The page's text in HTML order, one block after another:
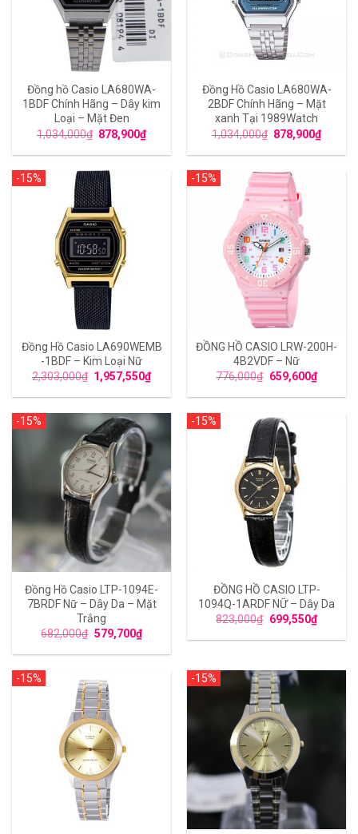
Đồng hồ Casio LA680WA-
1BDF Chính Hãng – Dây kim
Loại – Mặt Đen
1,034,000₫ 878,900₫
Đồng Hồ Casio LA680WA-
2BDF Chính Hãng – Mặt
xanh Tại 1989Watch
1,034,000₫ 878,900₫
-15%
Đồng Hồ Casio LA690WEMB
-1BDF – Kim Loại Nữ
2,303,000₫ 1,957,550₫
-15%
ĐỒNG HỒ CASIO LRW-200H-
4B2VDF – Nữ
776,000₫ 659,600₫
-15%
Đồng Hồ Casio LTP-1094E-
7BRDF Nữ – Dây Da – Mặt
Trắng
682,000₫ 579,700₫
-15%
ĐỒNG HỒ CASIO LTP-
1094Q-1ARDF NỮ – Dây Da
823,000₫ 699,550₫
-15% -15%